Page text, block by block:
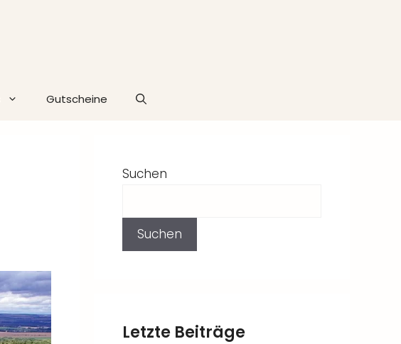
Gutscheine
Suchen
Suchen
Letzte Beiträge